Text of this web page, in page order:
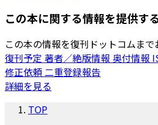
この本に関する情報を提供す
この本の情報を復刊ドットコムま
復刊予定 著者／絶版情報 奥付情報
修正依頼二重登録報告
詳細を見る
TOP